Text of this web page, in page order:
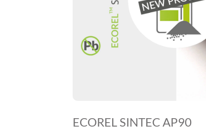
ECOREL SINTEC AP90